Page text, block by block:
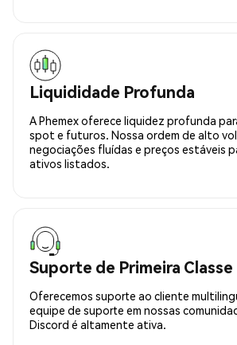
Liquididade Profunda
A Phemex oferece liquidez profunda
spot e futuros. Nossa ordem de alto
negociações fluídas e preços estáveis
ativos listados.
Suporte de Primeira Classe
Oferecemos suporte ao cliente
equipe de suporte em nossas
Discord é altamente ativa.